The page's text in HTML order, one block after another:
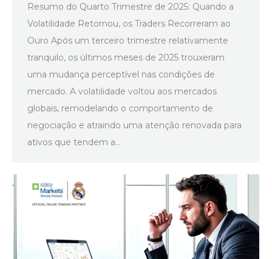
Resumo do Quarto Trimestre de 2025: Quando a
Volatilidade Retornou, os Traders Recorreram ao
Ouro Após um terceiro trimestre relativamente
tranquilo, os últimos meses de 2025 trouxeram
uma mudança perceptível nas condições de
mercado. A volatilidade voltou aos mercados
globais, remodelando o comportamento de
negociação e atraindo uma atenção renovada para
ativos que tendem a…